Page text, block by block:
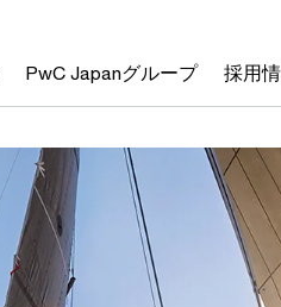
PwC Japanグループ 採用